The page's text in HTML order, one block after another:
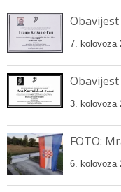
7. kolovoza
3. kolovoza
FOTO:
6. kolovoza